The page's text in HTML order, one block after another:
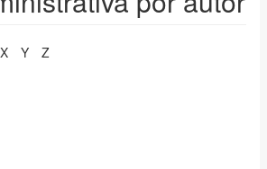
X Y
Z